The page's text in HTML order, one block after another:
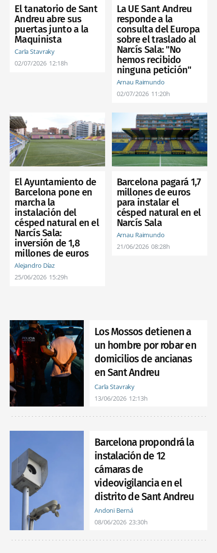
El tanatorio de Sant
Andreu abre sus
puertas junto a la
Maquinista
Carla Stavraky
02/07/2026 12:18h
La UE Sant Andreu
responde a la
consulta del Europa
sobre el traslado al
Narcís Sala: "No
hemos recibido
ninguna petición"
Arnau Raimundo
02/07/2026 11:20h
El Ayuntamiento de
Barcelona pone en
marcha la
instalación del
césped natural en el
Narcís Sala:
inversión de 1,8
millones de euros
Alejandro Díaz
25/06/2026 15:29h
Barcelona pagará 1,7
millones de euros
para instalar el
césped natural en el
Narcís Sala
Arnau Raimundo
21/06/2026 08:28h
Los Mossos detienen a
un hombre por robar en
domicilios de ancianas
en Sant Andreu
Carla Stavraky
13/06/2026 12:13h
Barcelona propondrá la
instalación de 12
cámaras de
videovigilancia en el
distrito de Sant Andreu
Andoni Berná
08/06/2026 23:30h